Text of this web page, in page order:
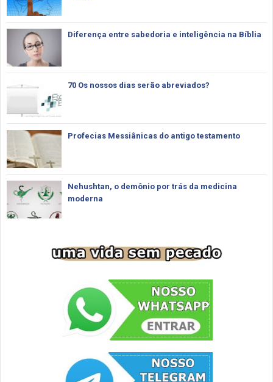
Diferença entre sabedoria e inteligência na Bíblia
70 Os nossos dias serão abreviados?
Profecias Messiânicas do antigo testamento
Nehushtan, o demônio por trás da medicina
moderna